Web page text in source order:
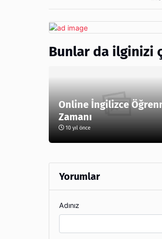
Bunlar da ilginizi
Online İngilizce
Zamanı
10 yıl önce
Yorumlar
Adınız